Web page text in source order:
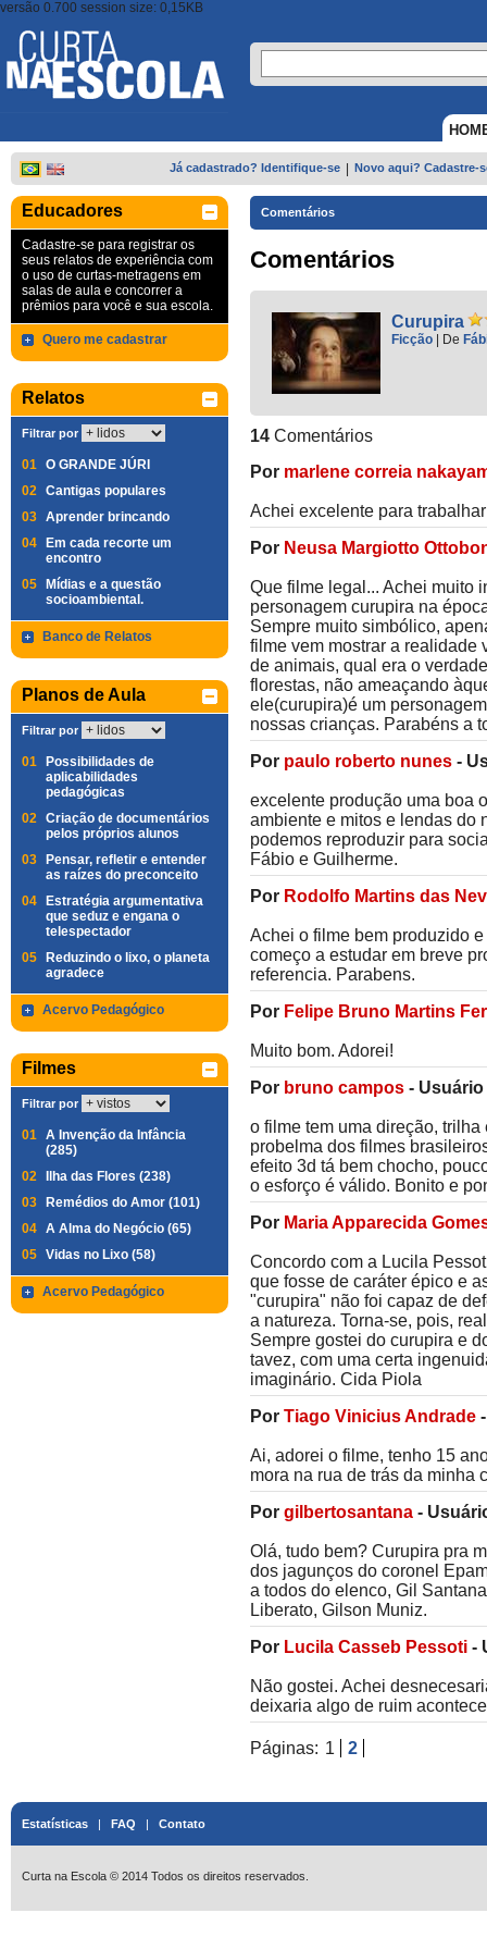
versão 0.700 session size: 0,15KB
Já cadastrado? Identifique-se Novo aqui? Cadastre-
Educadores
Cadastre-se para registrar os
seus relatos de experiência com
o uso de curtas-metragens em
salas de aula e concorrer a
prêmios para você e sua escola.
Quero me cadastrar
Relatos
Filtrar por
01 O GRANDE JÚRI
02 Cantigas populares
03 Aprender brincando
04
Em cada recorte um
encontro
05
Mídias e a questão
socioambiental.
Banco de Relatos
Planos de Aula
Filtrar por
01
Possibilidades de
aplicabilidades
pedagógicas
02 Criação de documentários
pelos próprios alunos
03
Pensar, refletir e entender
as raízes do preconceito
04
Estratégia argumentativa
que seduz e engana o
telespectador
05
Reduzindo o lixo, o planeta
agradece
Acervo Pedagógico
Filmes
Filtrar por
01 A Invenção da Infância
(285)
02
Ilha das Flores (238)
03
Remédios do Amor (101)
04 A Alma do Negócio (65)
05 Vidas no Lixo (58)
Acervo Pedagógico
Comentários
Comentários
Curupira
Ficção De
14 Comentários
Por marlene correia
Achei excelente para
Por Neusa Margiotto
Que filme legal... Achei muito
personagem curupira na
Sempre muito simbólico,
filme vem mostrar a realidade
de animais, qual era o
florestas, não ameaçando
ele(curupira)é um
nossas crianças. Parabéns a
Por paulo roberto nunes -
excelente produção uma boa
ambiente e mitos e lendas do
podemos reproduzir para
Fábio e Guilherme.
Por Rodolfo Martins das
Achei o filme bem produzido
começo a estudar em breve
referencia. Parabens.
Por Felipe Bruno Martins
Muito bom. Adorei!
Por bruno campos - Usuário
o filme tem uma direção,
probelma dos filmes
efeito 3d tá bem chocho,
o esforço é válido. Bonito e
Por Maria Apparecida
Concordo com a Lucila
que fosse de caráter épico e
"curupira" não foi capaz de
a natureza. Torna-se, pois,
Sempre gostei do curupira e
tavez, com uma certa
imaginário. Cida Piola
Por Tiago Vinicius Andrade
Ai, adorei o filme, tenho 15
mora na rua de trás da minha
Por gilbertosantana -
Olá, tudo bem? Curupira pra
dos jagunços do coronel
a todos do elenco, Gil
Liberato, Gilson Muniz.
Por Lucila Casseb Pessoti -
Não gostei. Achei
deixaria algo de ruim
Páginas: 1 2
Estatísticas | FAQ | Contato
Curta na Escola © 2014 Todos os direitos reservados.